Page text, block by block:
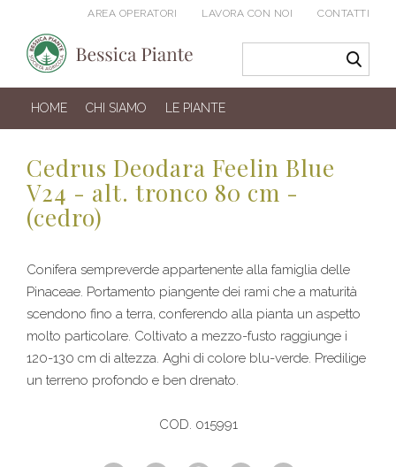
AREA OPERATORI LAVORA CON NOI CONTATTI
HOME CHI SIAMO LE PIANTE
Cedrus Deodara Feelin Blue
V24 - alt. tronco 80 cm -
(cedro)
Conifera sempreverde appartenente alla famiglia delle
Pinaceae. Portamento piangente dei rami che a maturità
scendono fino a terra, conferendo alla pianta un aspetto
molto particolare. Coltivato a mezzo-fusto raggiunge i
120-130 cm di altezza. Aghi di colore blu-verde. Predilige
un terreno profondo e ben drenato.
COD. 015991